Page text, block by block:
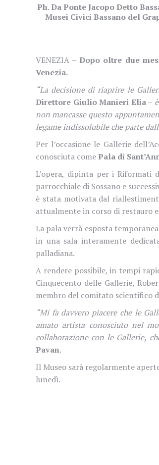
Ph. Da Ponte Jacopo Detto
Musei Civici Bassano del
VENEZIA –Dopo oltre due
Venezia.
“La decisione di riaprire le
Direttore Giulio Manieri Elia–
non mancasse questo
legame indissolubile che parte
Per l’occasione le Gallerie
conosciuta comePala di
L’opera, dipinta per i Riformati
parrocchiale di Sossano e
è stata motivata dal
attualmente in corso di restauro
La pala verrà esposta
in una sala interamente
palladiana.
A rendere possibile, in tempi
Cinquecento delle Gallerie,
membro del comitato scientifico
“Mi fa davvero piacere che le
amato artista conosciuto nel
collaborazione con le Gallerie,
Pavan.
Il Museo sarà regolarmente
lunedì.